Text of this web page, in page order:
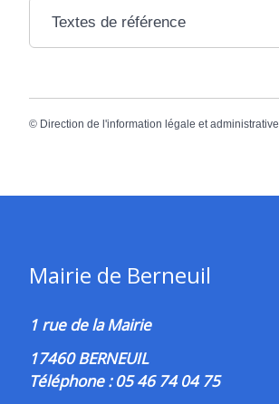
Textes de référence
© Direction de l'information légale et administrative
Mairie de Berneuil
1 rue de la Mairie
17460 BERNEUIL
Téléphone : 05 46 74 04 75